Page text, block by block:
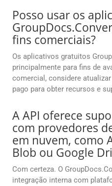
Posso usar os
fins comerciais?
Os aplicativos gratuitos
principalmente para fins de
comercial, considere
pago para obter recursos e
A API oferece
com provedores
em nuvem, como
Blob ou Google
Com certeza. O
integração interna com